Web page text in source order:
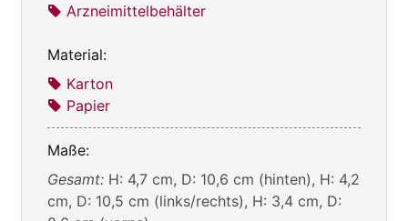
Arzneimittelbehälter
Material:
Karton
Papier
Maße:
Gesamt: H: 4,7 cm, D: 10,6 cm (hinten), H: 4,2
cm, D: 10,5 cm (links/rechts), H: 3,4 cm, D: